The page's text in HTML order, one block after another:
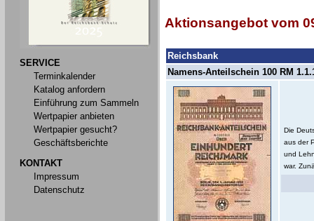
SERVICE
Terminkalender
Katalog anfordern
Einführung zum Sammeln
Wertpapier anbieten
Wertpapier gesucht?
Geschäftsberichte
KONTAKT
Impressum
Datenschutz
Aktionsangebot vom
Reichsbank
Namens-Anteilschein 100 RM
Die
aus der
und
war.